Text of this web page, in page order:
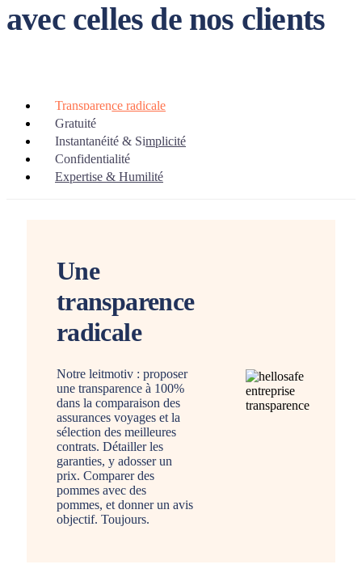
avec celles de nos clients
Transparence radicale
Gratuité
Instantanéité & Simplicité
Confidentialité
Expertise & Humilité
Une
transparence
radicale
Notre leitmotiv : proposer
une transparence à 100%
dans la comparaison des
assurances voyages et la
sélection des meilleures
contrats. Détailler les
garanties, y adosser un
prix. Comparer des
pommes avec des
pommes, et donner un avis
objectif. Toujours.